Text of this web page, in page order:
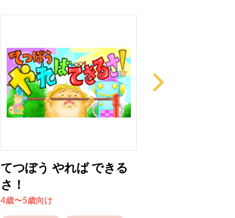
てつぼう やれば できる
さ！
4歳〜5歳向け